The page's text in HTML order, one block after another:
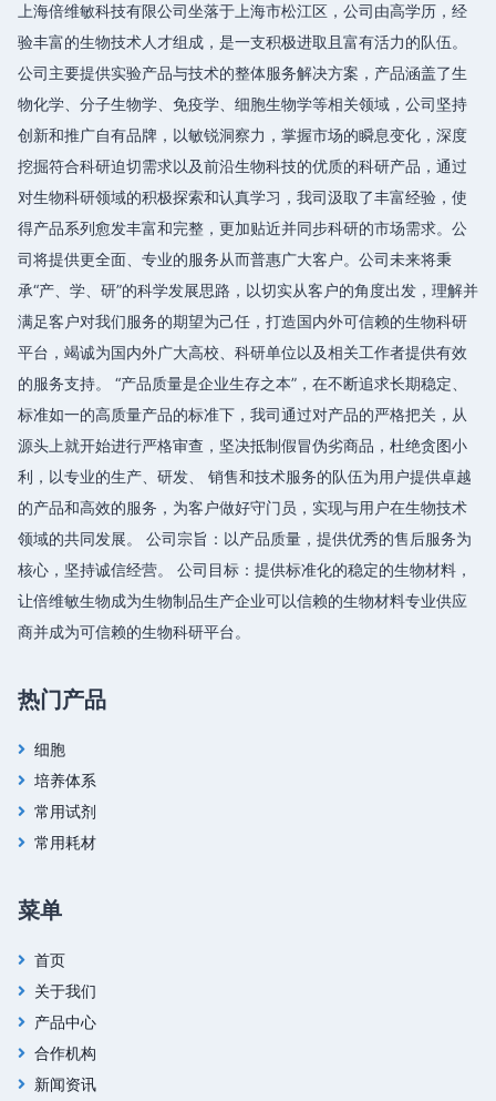
上海倍维敏科技有限公司坐落于上海市松江区，公司由高学历，经
验丰富的生物技术人才组成，是一支积极进取且富有活力的队伍。
公司主要提供实验产品与技术的整体服务解决方案，产品涵盖了生
物化学、分子生物学、免疫学、细胞生物学等相关领域，公司坚持
创新和推广自有品牌，以敏锐洞察力，掌握市场的瞬息变化，深度
挖掘符合科研迫切需求以及前沿生物科技的优质的科研产品，通过
对生物科研领域的积极探索和认真学习，我司汲取了丰富经验，使
得产品系列愈发丰富和完整，更加贴近并同步科研的市场需求。公
司将提供更全面、专业的服务从而普惠广大客户。公司未来将秉
承“产、学、研”的科学发展思路，以切实从客户的角度出发，理解并
满足客户对我们服务的期望为己任，打造国内外可信赖的生物科研
平台，竭诚为国内外广大高校、科研单位以及相关工作者提供有效
的服务支持。 “产品质量是企业生存之本”，在不断追求长期稳定、
标准如一的高质量产品的标准下，我司通过对产品的严格把关，从
源头上就开始进行严格审查，坚决抵制假冒伪劣商品，杜绝贪图小
利，以专业的生产、研发、 销售和技术服务的队伍为用户提供卓越
的产品和高效的服务，为客户做好守门员，实现与用户在生物技术
领域的共同发展。 公司宗旨：以产品质量，提供优秀的售后服务为
核心，坚持诚信经营。 公司目标：提供标准化的稳定的生物材料，
让倍维敏生物成为生物制品生产企业可以信赖的生物材料专业供应
商并成为可信赖的生物科研平台。
热门产品
细胞
培养体系
常用试剂
常用耗材
菜单
首页
关于我们
产品中心
合作机构
新闻资讯